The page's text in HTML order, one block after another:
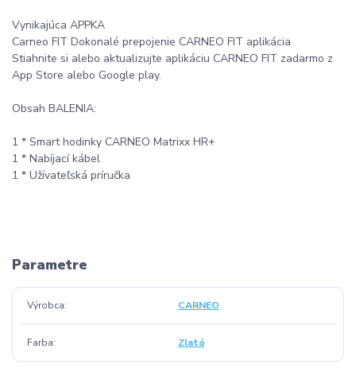
Vynikajúca APPKA
Carneo FIT Dokonalé prepojenie CARNEO FIT aplikácia
Stiahnite si alebo aktualizujte aplikáciu CARNEO FIT zadarmo z
App Store alebo Google play.
Obsah BALENIA:
1 * Smart hodinky CARNEO Matrixx HR+
1 * Nabíjací kábel
1 * Užívateľská príručka
Parametre
Výrobca CARNEO
Farba Zlatá